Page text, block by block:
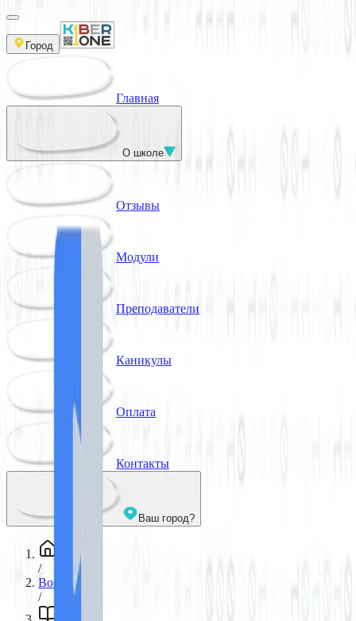
Город
Главная
О школе
Отзывы
Модули
Преподаватели
Каникулы
Оплата
Контакты
Ваш город?
Главная
/
Borisov
/